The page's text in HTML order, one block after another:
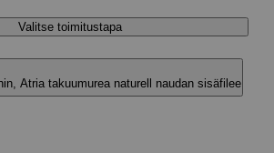
Valitse toimitustapa
Atria takuumurea naturell naudan sisäfilee